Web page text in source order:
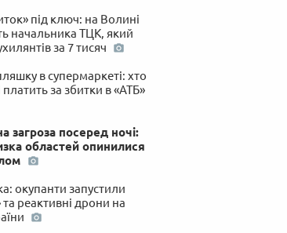
під ключ: на Волині
начальника ТЦК, який
за 7 тисяч
в супермаркеті: хто
платить за збитки в «АТБ»
загроза посеред ночі:
областей опинилися
окупанти запустили
реактивні дрони на